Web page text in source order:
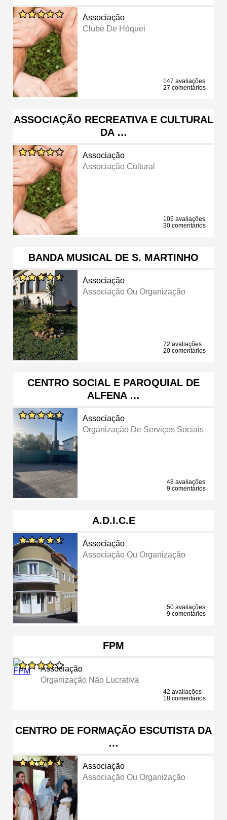
Associação
Clube De Hóquei
147 avaliações
27 comentários
ASSOCIAÇÃO RECREATIVA E CULTURAL
DA …
Associação
Associação Cultural
105 avaliações
30 comentários
BANDA MUSICAL DE S. MARTINHO
Associação
Associação Ou Organização
72 avaliações
20 comentários
CENTRO SOCIAL E PAROQUIAL DE
ALFENA …
Associação
Organização De Serviços Sociais
48 avaliações
9 comentários
A.D.I.C.E
Associação
Associação Ou Organização
50 avaliações
9 comentários
FPM
Associação
Organização Não Lucrativa
42 avaliações
18 comentários
CENTRO DE FORMAÇÃO ESCUTISTA DA
…
Associação
Associação Ou Organização